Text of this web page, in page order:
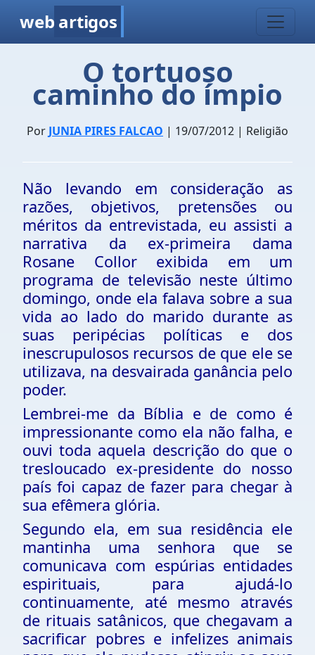
web artigos
O tortuoso
caminho do ímpio
Por JUNIA PIRES FALCAO | 19/07/2012 | Religião
Não levando em consideração as
razões, objetivos, pretensões ou
méritos da entrevistada, eu assisti a
narrativa da ex-primeira dama
Rosane Collor exibida em um
programa de televisão neste último
domingo, onde ela falava sobre a sua
vida ao lado do marido durante as
suas peripécias políticas e dos
inescrupulosos recursos de que ele se
utilizava, na desvairada ganância pelo
poder.
Lembrei-me da Bíblia e de como é
impressionante como ela não falha, e
ouvi toda aquela descrição do que o
tresloucado ex-presidente do nosso
país foi capaz de fazer para chegar à
sua efêmera glória.
Segundo ela, em sua residência ele
mantinha uma senhora que se
comunicava com espúrias entidades
espirituais, para ajudá-lo
continuamente, até mesmo através
de rituais satânicos, que chegavam a
sacrificar pobres e infelizes animais